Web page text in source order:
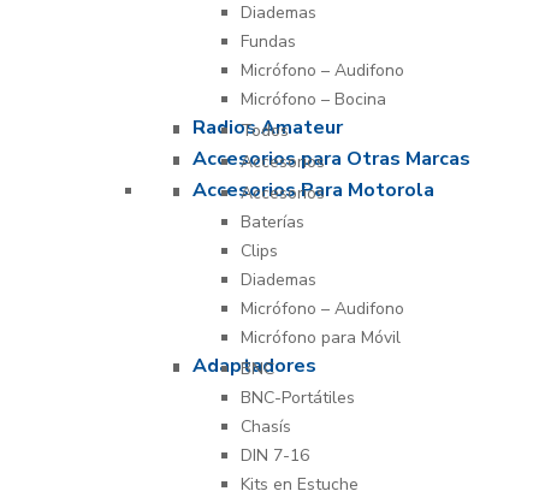
Diademas
Fundas
Micrófono – Audifono
Micrófono – Bocina
Radios Amateur
Todos
Accesorios para Otras Marcas
Accesorios
Accesorios Para Motorola
Accesorios
Baterías
Clips
Diademas
Micrófono – Audifono
Micrófono para Móvil
Adaptadores
BNC
BNC-Portátiles
Chasís
DIN 7-16
Kits en Estuche